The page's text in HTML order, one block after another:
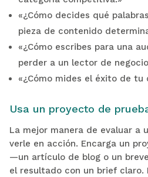
«¿Cómo decides qué
pieza de contenido
«¿Cómo escribes para una
perder a un lector de
«¿Cómo mides el éxito de tu
Usa un proyecto de
La mejor manera de evaluar a
verle en acción. Encarga un
—un artículo de blog o un
el resultado con un brief claro.